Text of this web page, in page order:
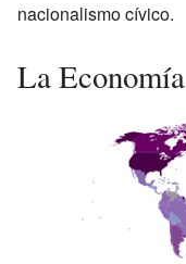
nacionalismo cívico.
La